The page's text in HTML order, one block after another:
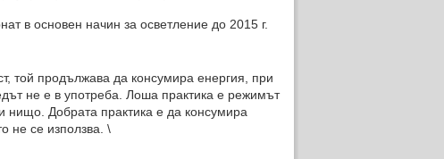
в основен начин за осветление до 2015 г.
той продължава да консумира енергия, при
не е в употреба. Лоша практика е режимът
нищо. Добрата практика е да консумира
не се използва. \